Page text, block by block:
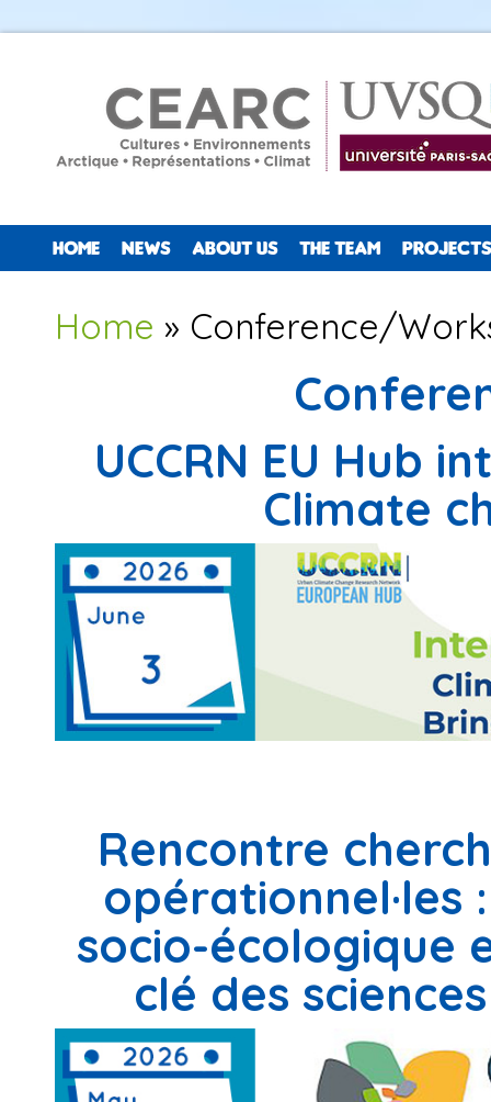
HOME NEWS ABOUT US THE TEAM PROJECTS
You are here
Home » Conference/
UCCRN EU Hub
Climate
Rencontre
opérationnel·les
socio-écologique
clé des